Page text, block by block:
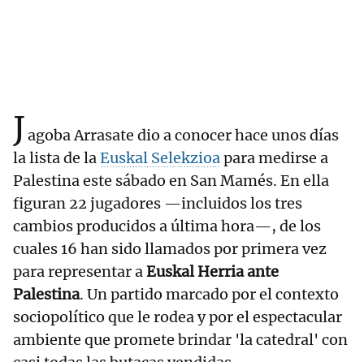
Jagoba Arrasate dio a conocer hace unos días
la lista de laEuskal Selekzioapara medirse a
Palestina este sábado en San Mamés. En ella
figuran 22 jugadores —incluidos los tres
cambios producidos a última hora—, de los
cuales 16 han sido llamados por primera vez
para representar aEuskal Herria ante
Palestina. Un partido marcado por el contexto
sociopolítico que le rodea y por el espectacular
ambiente que promete brindar 'la catedral' con